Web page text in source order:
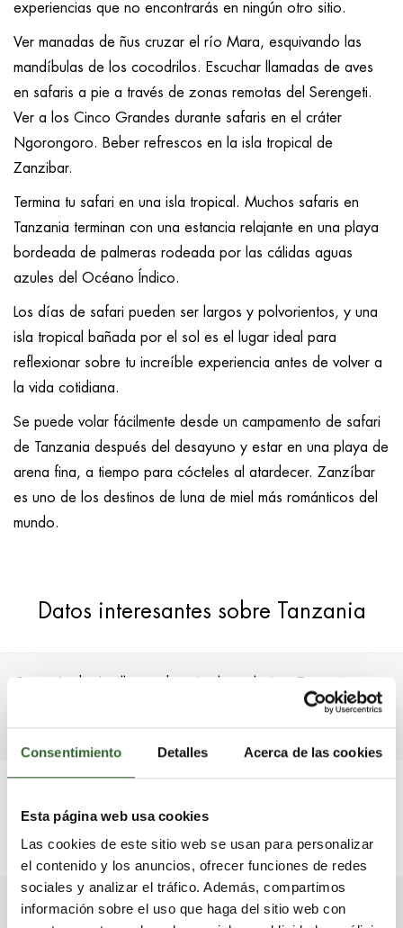
Consentimiento Detalles Acerca de las cookies
Esta página web usa cookies
Las cookies de este sitio web se usan para personalizar
el contenido y los anuncios, ofrecer funciones de redes
sociales y analizar el tráfico. Además, compartimos
información sobre el uso que haga del sitio web con
experiencias que no encontrarás en ningún otro sitio.
Ver manadas de ñus cruzar el río Mara, esquivando las
mandíbulas de los cocodrilos. Escuchar llamadas de aves
en safaris a pie a través de zonas remotas del Serengeti.
Ver a los Cinco Grandes durante safaris en el cráter
Ngorongoro. Beber refrescos en la isla tropical de
Zanzibar.
Termina tu safari en una isla tropical. Muchos safaris en
Tanzania terminan con una estancia relajante en una playa
bordeada de palmeras rodeada por las cálidas aguas
azules del Océano Índico.
Los días de safari pueden ser largos y polvorientos, y una
isla tropical bañada por el sol es el lugar ideal para
reflexionar sobre tu increíble experiencia antes de volver a
la vida cotidiana.
Se puede volar fácilmente desde un campamento de safari
de Tanzania después del desayuno y estar en una playa de
arena fina, a tiempo para cócteles al atardecer. Zanzíbar
es uno de los destinos de luna de miel más románticos del
mundo.
Datos interesantes sobre Tanzania
cuenta con la mayor concentración de animales por
kilómetro cuadrado del mundo.
MAYOR POBLACIÓN DE ELEFANTES SALVAJES DE ÁFRICA
ORIENTAL.
La Zona de Conservación de Ngorongoro fue nombrada